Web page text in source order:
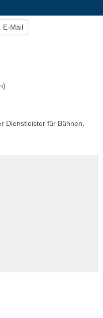
E-Mail
Dienstleister für Bühnen,